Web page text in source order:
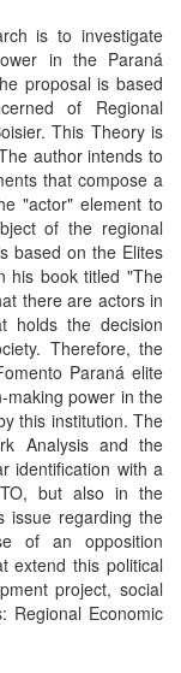
is to investigate
in the Paraná
proposal is based
of Regional
This Theory is
author intends to
that compose a
"actor" element to
of the regional
based on the Elites
his book titled "The
there are actors in
holds the decision
Therefore, the
Paraná elite
making power in the
this institution. The
Analysis and the
identification with a
but also in the
issue regarding the
of an opposition
extend this political
project, social
Regional Economic